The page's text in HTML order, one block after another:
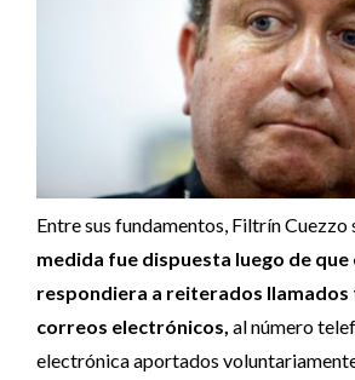
Entre sus fundamentos, Filtrín Cuezzo
medida fue dispuesta luego de
respondiera a reiterados
correos electrónicos, al número
electrónica aportados